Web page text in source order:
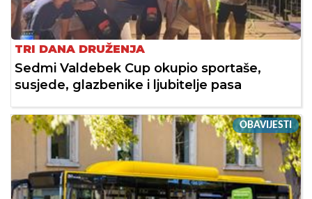
TRI DANA DRUŽENJA
Sedmi Valdebek Cup okupio sportaše,
susjede, glazbenike i ljubitelje pasa
OBAVIJESTI